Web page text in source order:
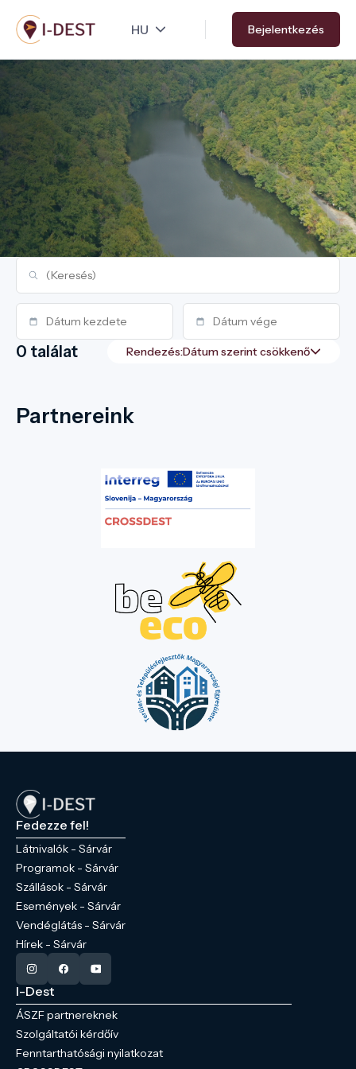
Ugrás
a
tartalomra
Bejelentkezés
0 találat Rendezés:
Partnereink
Fedezze fel!
Látnivalók - Sárvár
Programok - Sárvár
Szállások - Sárvár
Események - Sárvár
Vendéglátás - Sárvár
Hírek - Sárvár
I-Dest
ÁSZF partnereknek
Szolgáltatói kérdőív
Fenntarthatósági nyilatkozat